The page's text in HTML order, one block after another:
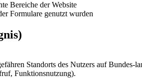
Bereiche der Website
Formulare genutzt wurden
Standorts des Nutzers auf Bundes-
Funktionsnutzung).